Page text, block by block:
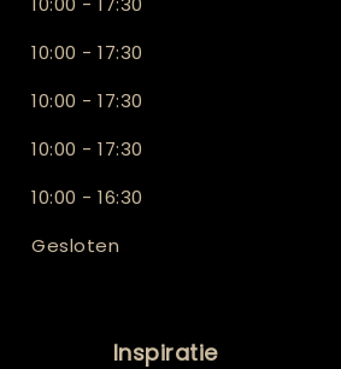
10:00 - 17:30
10:00 - 17:30
10:00 - 17:30
10:00 - 16:30
Gesloten
Inspiratie